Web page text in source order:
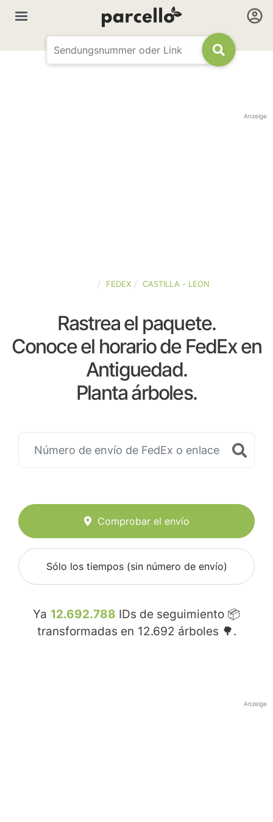
Anzeige
FEDEX CASTILLA - LEON
Rastrea el paquete.
Conoce el horario de FedEx en
Antiguedad.
Planta árboles.
Comprobar el envío
Sólo los tiempos (sin número de envío)
Ya 12.692.788 IDs de seguimiento 📦
transformadas en 12.692 árboles 🌳.
Anzeige